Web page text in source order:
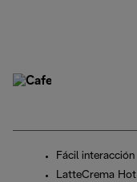
Fácil interacción
LatteCrema Hot